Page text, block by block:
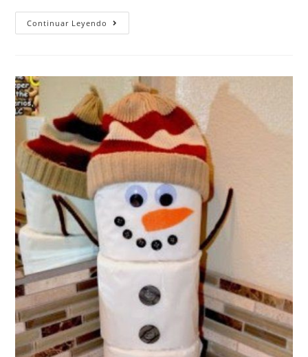
Continuar Leyendo